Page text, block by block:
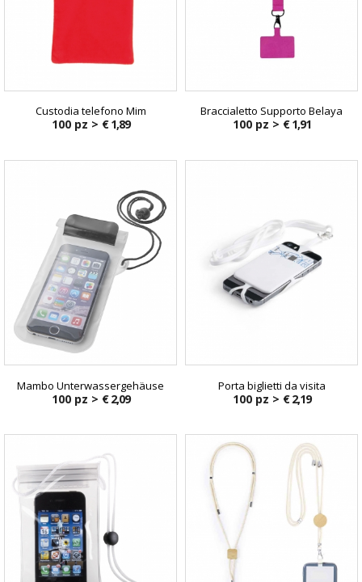
Custodia telefono Mim
100 pz > € 1,89
Braccialetto Supporto Belaya
100 pz > € 1,91
Mambo Unterwassergehäuse
100 pz > € 2,09
Porta biglietti da visita
100 pz > € 2,19